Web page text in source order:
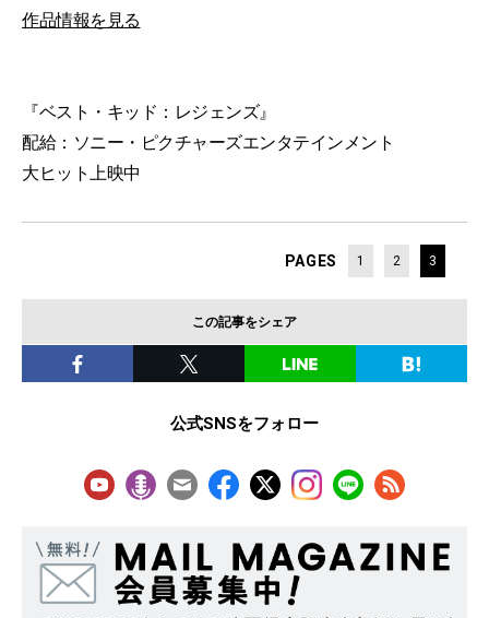
作品情報を見る
『ベスト・キッド：レジェンズ』
配給：ソニー・ピクチャーズエンタテインメント
大ヒット上映中
PAGES 1 2 3
この記事をシェア
公式SNSをフォロー